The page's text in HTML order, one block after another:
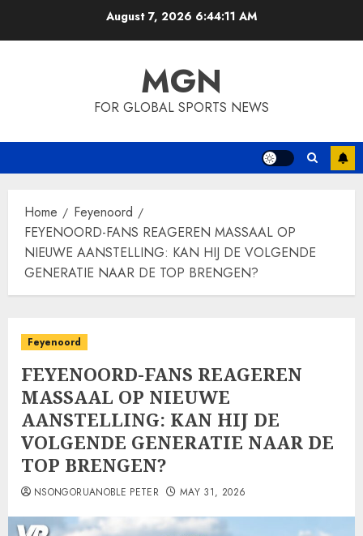
August 7, 2026 6:44:11 AM
MGN
FOR GLOBAL SPORTS NEWS
Home
Feyenoord
FEYENOORD-FANS REAGEREN MASSAAL OP
NIEUWE AANSTELLING: KAN HIJ DE VOLGENDE
GENERATIE NAAR DE TOP BRENGEN?
Feyenoord
FEYENOORD-FANS REAGEREN
MASSAAL OP NIEUWE
AANSTELLING: KAN HIJ DE
VOLGENDE GENERATIE NAAR DE
TOP BRENGEN?
NSONGORUANOBLE PETER MAY 31, 2026